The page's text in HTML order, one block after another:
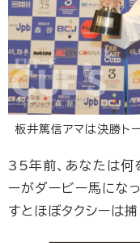
板井篤信アマは決勝ト
35年前、あなたは何
ーがダービー馬にな
すとほぼタクシーは捕